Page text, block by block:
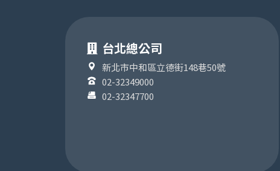
台北總公司
新北市中和區立德街148巷50號
02-32349000
02-32347700